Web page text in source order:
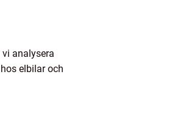
analysera
elbilar och